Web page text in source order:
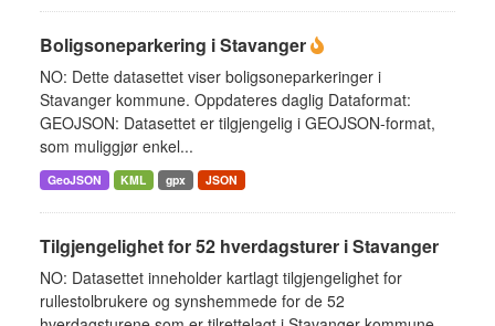
Boligsoneparkering i Stavanger
NO: Dette datasettet viser boligsoneparkeringer i
Stavanger kommune. Oppdateres daglig Dataformat:
GEOJSON: Datasettet er tilgjengelig i GEOJSON-format,
som muliggjør enkel...
GeoJSON KML gpx JSON
Tilgjengelighet for 52 hverdagsturer i Stavanger
NO: Datasettet inneholder kartlagt tilgjengelighet for
rullestolbrukere og synshemmede for de 52